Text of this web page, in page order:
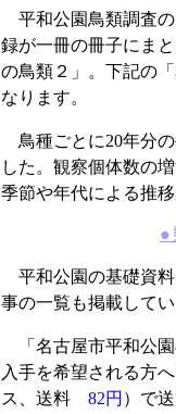
平和公園鳥類調査
録が一冊の冊子にま
の鳥類２」。下記の
なります。
鳥種ごとに20年分
した。観察個体数の
季節や年代による推
●
平和公園の基礎資
事の一覧も掲載して
「名古屋市平和公
入手を希望される方
ス、送料 82円 ）で